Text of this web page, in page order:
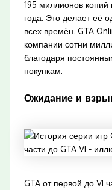
195 миллионов
года. Это делает её
всех времён. GTA
компании сотни
благодаря
покупкам.
Ожидание и
GTA от первой до VI